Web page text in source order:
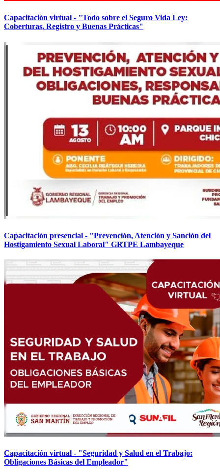
Capacitación virtual - "Todo sobre el Seguro Vida Ley:
Coberturas, Registro y Buenas Prácticas"
Capacitación presencial - "Prevención, Atención y Sanción del
Hostigamiento Sexual Laboral" GRTPE Lambayeque
Capacitación virtual - "Seguridad y Salud en el Trabajo:
Obligaciones Básicas del Empleador"